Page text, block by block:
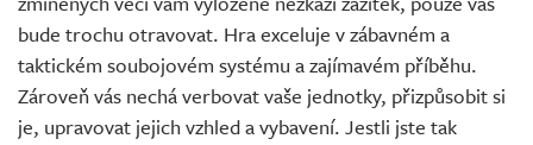
bude trochu otravovat. Hra exceluje v zábavném a
taktickém soubojovém systému a zajímavém příběhu.
Zároveň vás nechá verbovat vaše jednotky, přizpůsobit si
je, upravovat jejich vzhled a vybavení. Jestli jste tak